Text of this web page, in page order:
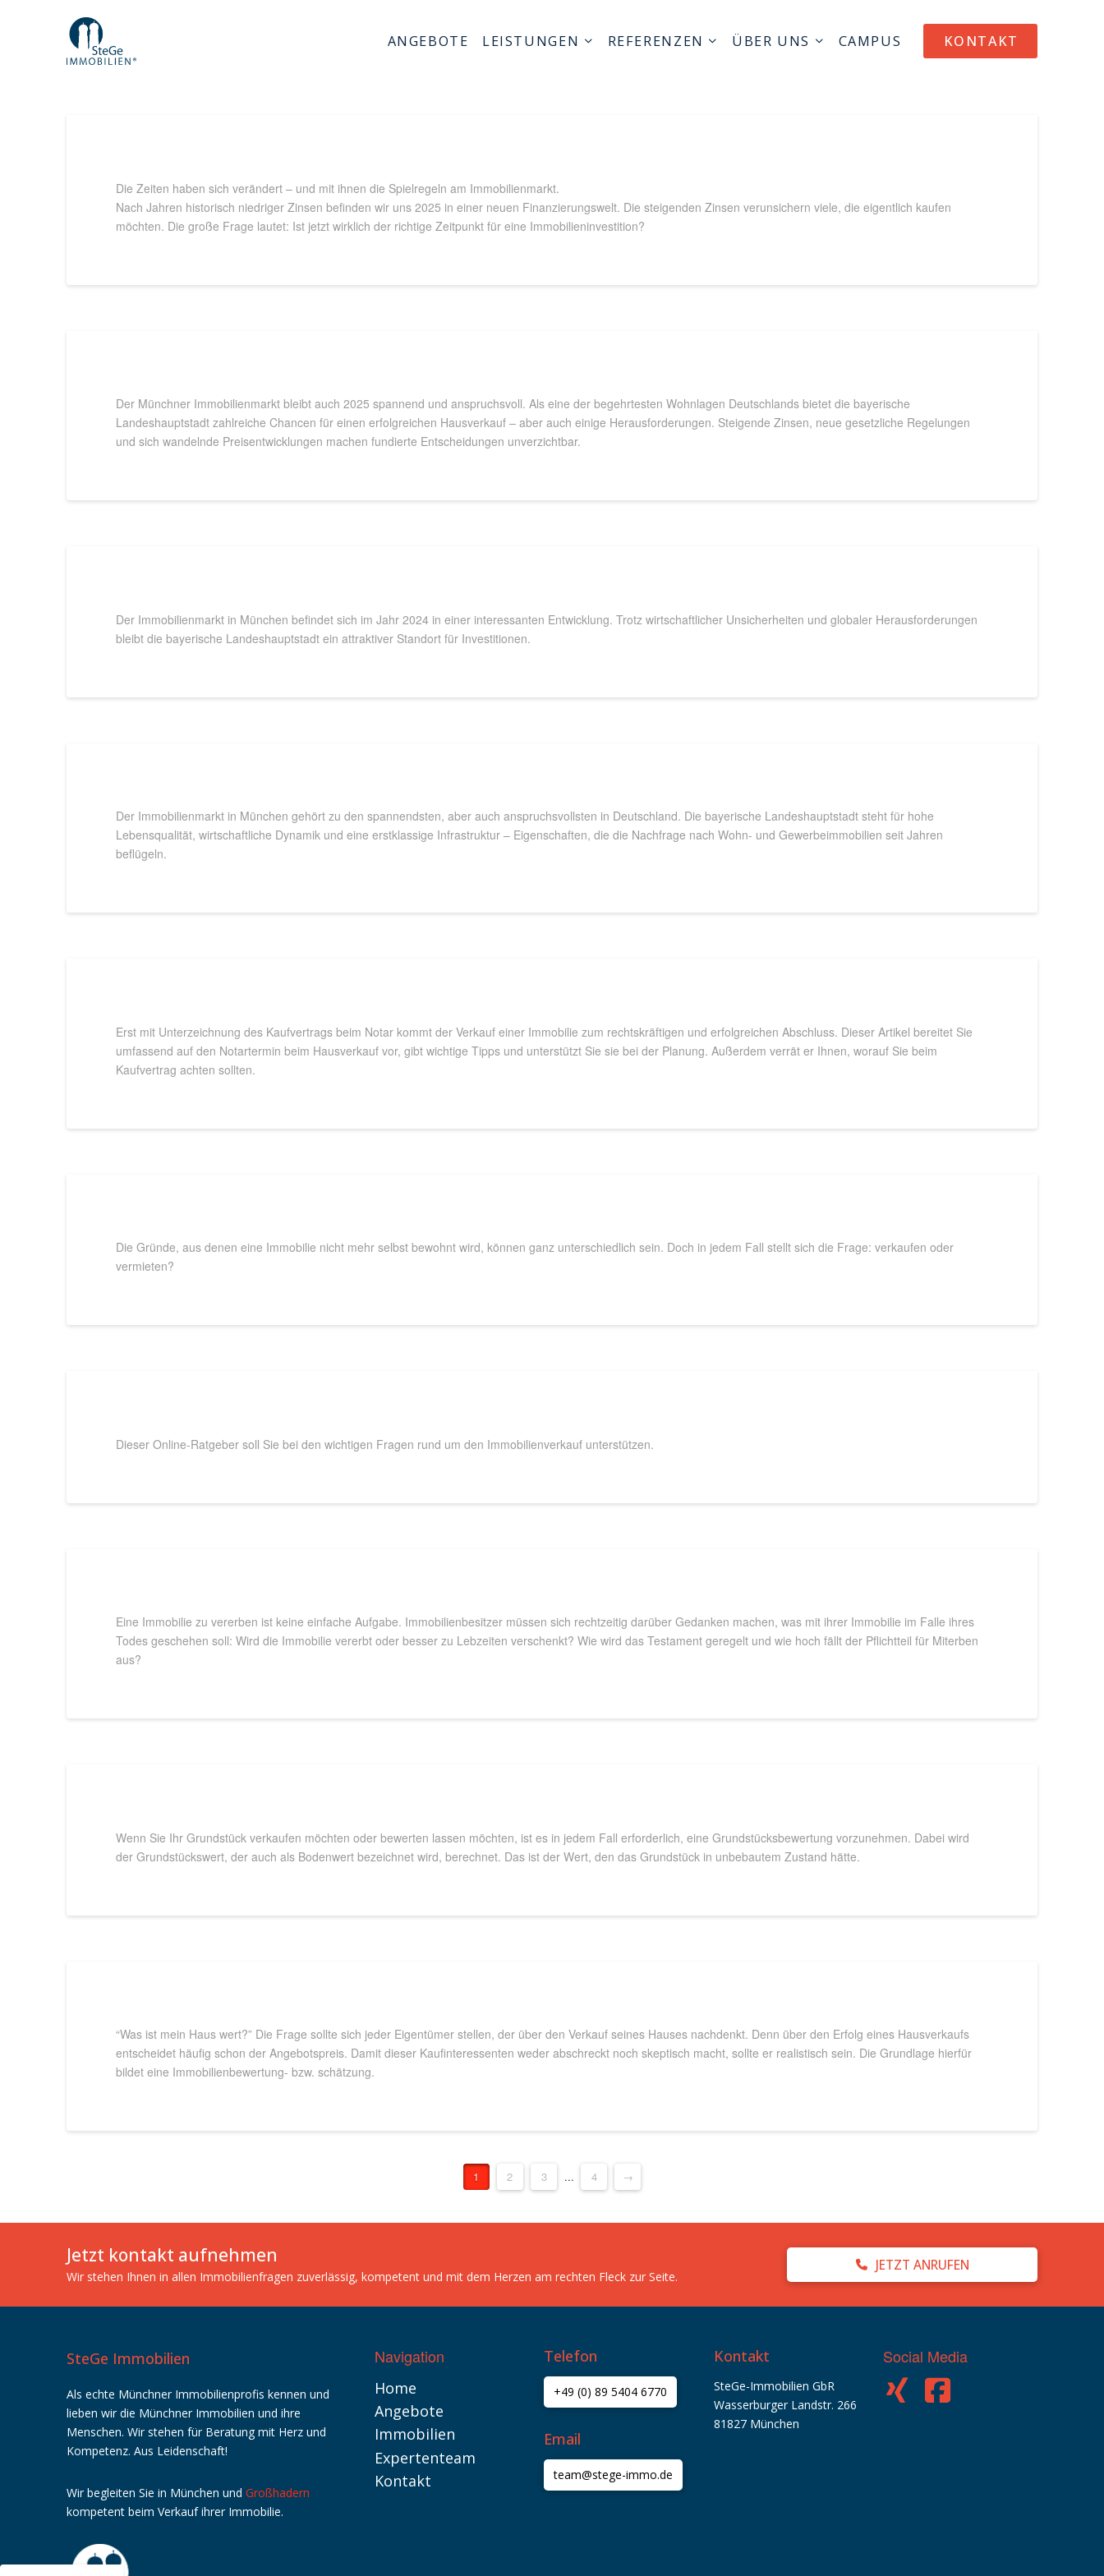
ANGEBOTE LEISTUNGEN REFERENZEN ÜBER UNS CAMPUS KONTAKT
Die Zeiten haben sich verändert – und mit ihnen die Spielregeln am Immobilienmarkt.
Nach Jahren historisch niedriger Zinsen befinden wir uns 2025 in einer neuen Finanzierungswelt. Die steigenden Zinsen verunsichern viele, die eigentlich kaufen
möchten. Die große Frage lautet: Ist jetzt wirklich der richtige Zeitpunkt für eine Immobilieninvestition?
Der Münchner Immobilienmarkt bleibt auch 2025 spannend und anspruchsvoll. Als eine der begehrtesten Wohnlagen Deutschlands bietet die bayerische
Landeshauptstadt zahlreiche Chancen für einen erfolgreichen Hausverkauf – aber auch einige Herausforderungen. Steigende Zinsen, neue gesetzliche Regelungen
und sich wandelnde Preisentwicklungen machen fundierte Entscheidungen unverzichtbar.
Der Immobilienmarkt in München befindet sich im Jahr 2024 in einer interessanten Entwicklung. Trotz wirtschaftlicher Unsicherheiten und globaler Herausforderungen
bleibt die bayerische Landeshauptstadt ein attraktiver Standort für Investitionen.
Der Immobilienmarkt in München gehört zu den spannendsten, aber auch anspruchsvollsten in Deutschland. Die bayerische Landeshauptstadt steht für hohe
Lebensqualität, wirtschaftliche Dynamik und eine erstklassige Infrastruktur – Eigenschaften, die die Nachfrage nach Wohn- und Gewerbeimmobilien seit Jahren
beflügeln.
Erst mit Unterzeichnung des Kaufvertrags beim Notar kommt der Verkauf einer Immobilie zum rechtskräftigen und erfolgreichen Abschluss. Dieser Artikel bereitet Sie
umfassend auf den Notartermin beim Hausverkauf vor, gibt wichtige Tipps und unterstützt Sie sie bei der Planung. Außerdem verrät er Ihnen, worauf Sie beim
Kaufvertrag achten sollten.
Die Gründe, aus denen eine Immobilie nicht mehr selbst bewohnt wird, können ganz unterschiedlich sein. Doch in jedem Fall stellt sich die Frage: verkaufen oder
vermieten?
Dieser Online-Ratgeber soll Sie bei den wichtigen Fragen rund um den Immobilienverkauf unterstützen.
Eine Immobilie zu vererben ist keine einfache Aufgabe. Immobilienbesitzer müssen sich rechtzeitig darüber Gedanken machen, was mit ihrer Immobilie im Falle ihres
Todes geschehen soll: Wird die Immobilie vererbt oder besser zu Lebzeiten verschenkt? Wie wird das Testament geregelt und wie hoch fällt der Pflichtteil für Miterben
aus?
Wenn Sie Ihr Grundstück verkaufen möchten oder bewerten lassen möchten, ist es in jedem Fall erforderlich, eine Grundstücksbewertung vorzunehmen. Dabei wird
der Grundstückswert, der auch als Bodenwert bezeichnet wird, berechnet. Das ist der Wert, den das Grundstück in unbebautem Zustand hätte.
“Was ist mein Haus wert?” Die Frage sollte sich jeder Eigentümer stellen, der über den Verkauf seines Hauses nachdenkt. Denn über den Erfolg eines Hausverkaufs
entscheidet häufig schon der Angebotspreis. Damit dieser Kaufinteressenten weder abschreckt noch skeptisch macht, sollte er realistisch sein. Die Grundlage hierfür
bildet eine Immobilienbewertung- bzw. schätzung.
1 2 3 ... 4 →
Jetzt kontakt aufnehmen
Wir stehen Ihnen in allen Immobilienfragen zuverlässig, kompetent und mit dem Herzen am rechten Fleck zur Seite.
JETZT ANRUFEN
SteGe Immobilien
Als echte Münchner Immobilienprofis kennen und
lieben wir die Münchner Immobilien und ihre
Menschen. Wir stehen für Beratung mit Herz und
Kompetenz. Aus Leidenschaft!
Wir begleiten Sie in München und Großhadern
kompetent beim Verkauf ihrer Immobilie.
Navigation
Home
Angebote
Immobilien
Expertenteam
Kontakt
Telefon
+49 (0) 89 5404 6770
Email
team@stege-immo.de
Kontakt
SteGe-Immobilien GbR
Wasserburger Landstr. 266
81827 München
Social Media
Kundenbewertungen und Erfahrungen zu
SteGe-Immobilien GbR
100
%
Empfehlungen auf
SEHR GUT
573